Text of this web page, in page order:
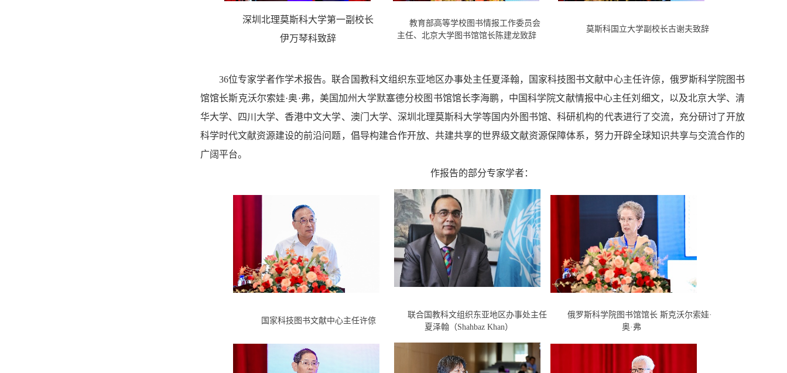
深圳北理莫斯科大学第一副校长
伊万琴科致辞
教育部高等学校图书情报工作委员会
主任、北京大学图书馆馆长陈建龙致辞
莫斯科国立大学副校长古谢夫致辞
36位专家学者作学术报告。联合国教科文组织东亚地区办事处主任夏泽翰，国家科技图书文献中心主任许倞，俄罗斯科学院图书
馆馆长斯克沃尔索娃·奥·弗，美国加州大学默塞德分校图书馆馆长李海鹏，中国科学院文献情报中心主任刘细文，以及北京大学、清
华大学、四川大学、香港中文大学、澳门大学、深圳北理莫斯科大学等国内外图书馆、科研机构的代表进行了交流，充分研讨了开放
科学时代文献资源建设的前沿问题，倡导构建合作开放、共建共享的世界级文献资源保障体系，努力开辟全球知识共享与交流合作的
广阔平台。
作报告的部分专家学者：
国家科技图书文献中心主任许倞
联合国教科文组织东亚地区办事处主任
夏泽翰（Shahbaz Khan）
俄罗斯科学院图书馆馆长 斯克沃尔索娃·
奥·弗